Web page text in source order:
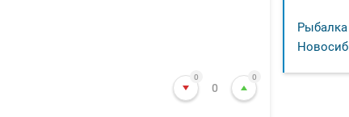
0
0
0
Рыбалка